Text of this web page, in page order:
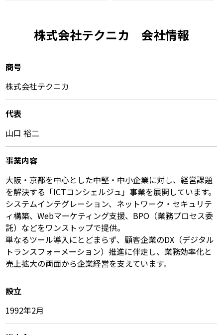
株式会社テクニカ 会社情報
商号
株式会社テクニカ
代表
山口 裕二
事業内容
大阪・京都を中心とした中堅・中小企業に対し、経営課題
を解決する「ICTコンシェルジュ」事業を展開しています。
システムインテグレーション、ネットワーク・セキュリテ
ィ構築、Webマーケティング支援、BPO（業務プロセス委
託）などをワンストップで提供。
単なるツール導入にとどまらず、顧客企業のDX（デジタル
トランスフォーメーション）推進に伴走し、業務効率化と
売上拡大の両面から企業経営を支えています。
設立
1992年2月